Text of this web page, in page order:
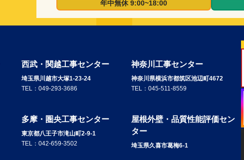
年中無休 9:00~18:00
西武・関越工事センター
埼玉県川越市大塚1-23-24
TEL： 049-293-3686
神奈川工事センター
神奈川県横浜市都筑区池辺町4672
TEL： 045-511-8559
多摩・圏央工事センター
東京都八王子市滝山町2-9-1
TEL： 042-659-3502
屋根外壁・品質性能評価セン
ター
埼玉県久喜市葛梅6-1